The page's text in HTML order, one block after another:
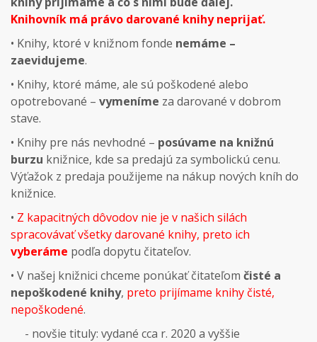
Knihovník má právo darované knihy neprijať.
• Knihy, ktoré v knižnom fonde nemáme –
zaevidujeme.
• Knihy, ktoré máme, ale sú poškodené alebo
opotrebované – vymeníme za darované v dobrom
stave.
• Knihy pre nás nevhodné – posúvame na knižnú
burzu knižnice, kde sa predajú za symbolickú cenu.
Výťažok z predaja použijeme na nákup nových kníh do
knižnice.
• Z kapacitných dôvodov nie je v našich silách
spracovávať všetky darované knihy, preto ich
vyberáme podľa dopytu čitateľov.
• V našej knižnici chceme ponúkať čitateľom čisté a
nepoškodené knihy, preto prijímame knihy čisté,
nepoškodené.
- novšie tituly: vydané cca r. 2020 a vyššie